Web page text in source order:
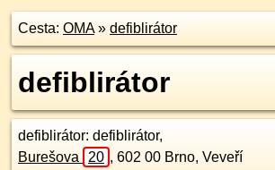
Cesta: OMA» defiblirátor
defiblirátor
defiblirátor: defiblirátor,
Burešova
20 , 602 00 Brno, Veveří